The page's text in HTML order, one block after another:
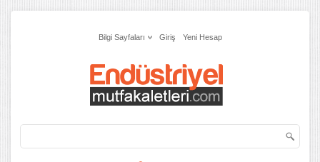
Bilgi Sayfaları Giriş Yeni Hesap